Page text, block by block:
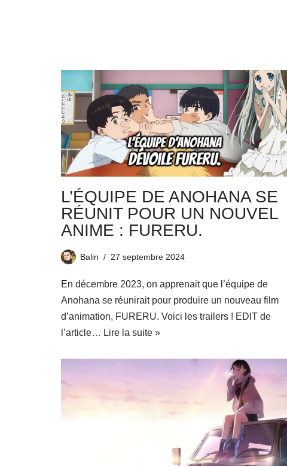
L’ÉQUIPE DE ANOHANA SE
RÉUNIT POUR UN NOUVEL
ANIME : FURERU.
Balin 27 septembre 2024
En décembre 2023, on apprenait que l’équipe de
Anohana se réunirait pour produire un nouveau film
d’animation, FURERU. Voici les trailers ! EDIT de
l’article… Lire la suite »